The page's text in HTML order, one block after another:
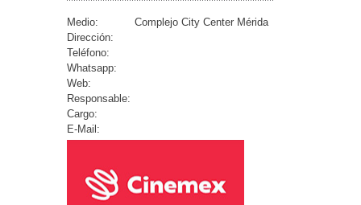
Medio:
Complejo City Center Mérida
Dirección:
Teléfono:
Whatsapp:
Web:
Responsable:
Cargo:
E-Mail: